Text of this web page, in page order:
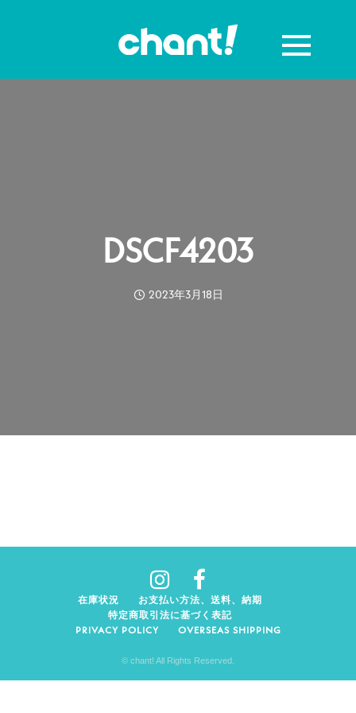
DSCF4203
2023年3月18日
在庫状況
お支払い方法、送料、納期
特定商取引法に基づく表記
PRIVACY POLICY
OVERSEAS SHIPPING
© chant! All Rights Reserved.